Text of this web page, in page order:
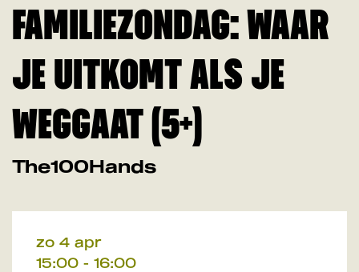
FAMILIEZONDAG: WAAR
JE UITKOMT ALS JE
WEGGAAT (5+)
The100Hands
zo 4 apr
15:00 - 16:00